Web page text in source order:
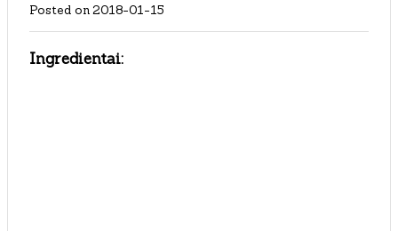
Posted on2018-01-15
Ingredientai: